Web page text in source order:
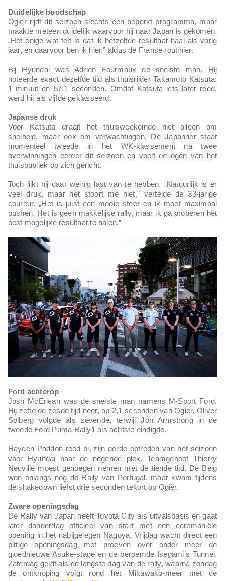
Duidelijke boodschap
Ogier rijdt dit seizoen slechts een beperkt programma, maar
maakte meteen duidelijk waarvoor hij naar Japan is gekomen.
„Het enige wat telt is dat ik hetzelfde resultaat haal als vorig
jaar, en daarvoor ben ik hier,” aldus de Franse routinier.
Bij Hyundai was Adrien Fourmaux de snelste man. Hij
noteerde exact dezelfde tijd als thuisrijder Takamoto Katsuta:
1 minuut en 57,1 seconden. Omdat Katsuta iets later reed,
werd hij als vijfde geklasseerd.
Japanse druk
Voor Katsuta draait het thuisweekeinde niet alleen om
snelheid, maar ook om verwachtingen. De Japanner staat
momenteel tweede in het WK-klassement na twee
overwinningen eerder dit seizoen en voelt de ogen van het
thuispubliek op zich gericht.
Toch lijkt hij daar weinig last van te hebben. „Natuurlijk is er
veel druk, maar het stoort me niet,” vertelde de 33-jarige
coureur. „Het is juist een mooie sfeer en ik moet maximaal
pushen. Het is geen makkelijke rally, maar ik ga proberen het
best mogelijke resultaat te halen.”
Ford achterop
Josh McErlean was de snelste man namens M-Sport Ford.
Hij zette de zesde tijd neer, op 2,1 seconden van Ogier. Oliver
Solberg volgde als zevende, terwijl Jon Armstrong in de
tweede Ford Puma Rally1 als achtste eindigde.
Hayden Paddon reed bij zijn derde optreden van het seizoen
voor Hyundai naar de negende plek. Teamgenoot Thierry
Neuville moest genoegen nemen met de tiende tijd. De Belg
won onlangs nog de Rally van Portugal, maar kwam tijdens
de shakedown liefst drie seconden tekort op Ogier.
Zware openingsdag
De Rally van Japan heeft Toyota City als uitvalsbasis en gaat
later donderdag officieel van start met een ceremoniële
opening in het nabijgelegen Nagoya. Vrijdag wacht direct een
pittige openingsdag met proeven over onder meer de
gloednieuwe Asuke-stage en de beroemde Isegami’s Tunnel.
Zaterdag geldt als de langste dag van de rally, waarna zondag
de ontknoping volgt rond het Mikawako-meer met de